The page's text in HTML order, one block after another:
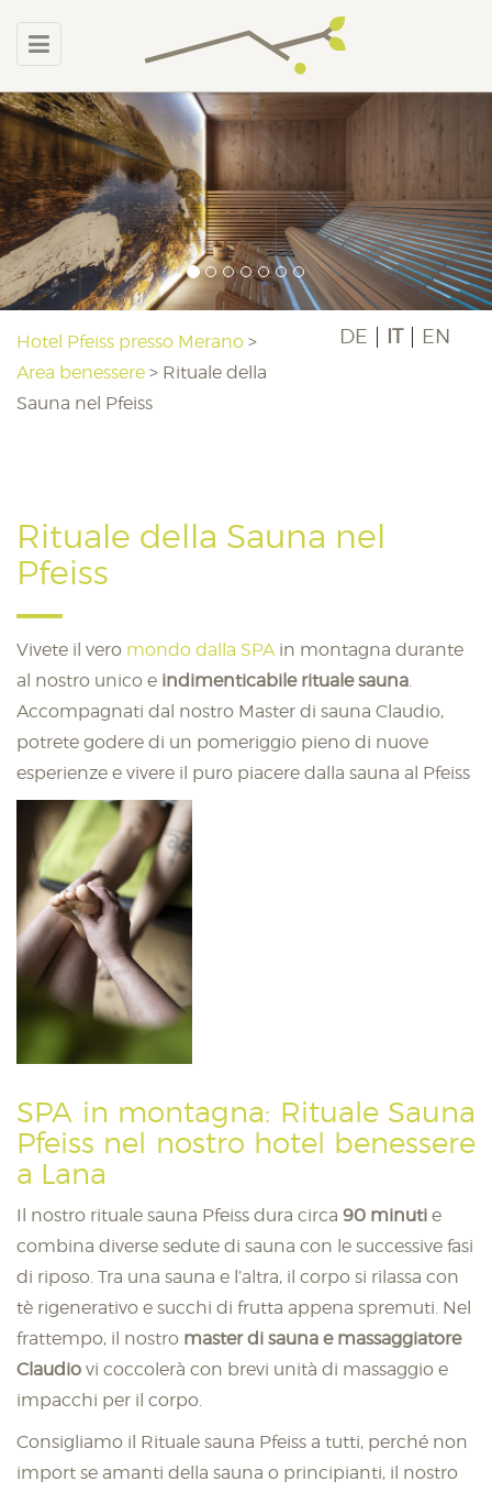
DE IT EN
Hotel Pfeiss presso Merano >
Area benessere > Rituale della
Sauna nel Pfeiss
Rituale della Sauna nel
Pfeiss
Vivete il vero mondo dalla SPAin montagna durante
al nostro unico e indimenticabile rituale sauna.
Accompagnati dal nostro Master di sauna Claudio,
potrete godere di un pomeriggio pieno di nuove
esperienze e vivere il puro piacere dalla sauna al Pfeiss
SPA in montagna: Rituale Sauna
Pfeiss nel nostro hotel benessere
a Lana
Il nostro rituale sauna Pfeiss dura circa 90 minuti e
combina diverse sedute di sauna con le successive fasi
di riposo. Tra una sauna e l’altra, il corpo si rilassa con
tè rigenerativo e succhi di frutta appena spremuti. Nel
frattempo, il nostro master di sauna e massaggiatore
Claudio vi coccolerà con brevi unità di massaggio e
impacchi per il corpo.
Consigliamo il Rituale sauna Pfeiss a tutti, perché non
import se amanti della sauna o principianti, il nostro